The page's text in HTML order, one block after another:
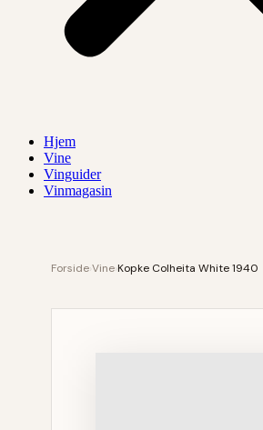
Hjem
Vine
Vinguider
Vinmagasin
ForsideVineKopke Colheita White 1940